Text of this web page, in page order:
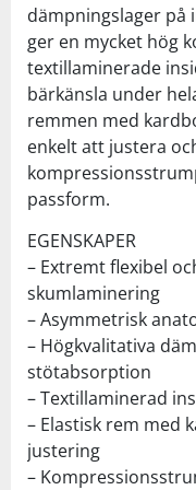
dämpningslager på
ger en mycket hög
textillaminerade
bärkänsla under
remmen med
enkelt att justera
passform.
EGENSKAPER
– Extremt flexibel
skumlaminering
– Asymmetrisk
– Högkvalitativa
stötabsorption
– Textillaminerad
– Elastisk rem med
justering
–